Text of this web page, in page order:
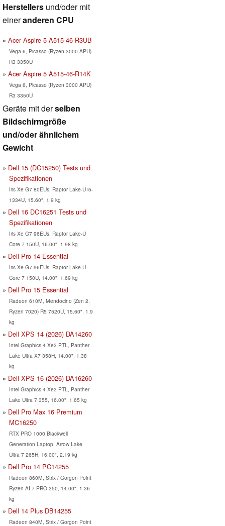
Herstellers und/oder mit
eineranderen CPU
Acer Aspire 5 A515-46-R3UB
Vega 6, Picasso (Ryzen 3000 APU)
R3 3350U
Acer Aspire 5 A515-46-R14K
Vega 6, Picasso (Ryzen 3000 APU)
R3 3350U
Geräte mit derselben
Bildschirmgröße
und/oder ähnlichem
Gewicht
Dell 15 (DC15250) Tests und
Spezifikationen
Iris Xe G7 80EUs, Raptor Lake-U i5-
1334U, 15.60", 1.9 kg
Dell 16 DC16251 Tests und
Spezifikationen
Iris Xe G7 96EUs, Raptor Lake-U
Core 7 150U, 16.00", 1.98 kg
Dell Pro 14 Essential
Iris Xe G7 96EUs, Raptor Lake-U
Core 7 150U, 14.00", 1.69 kg
Dell Pro 15 Essential
Radeon 610M, Mendocino (Zen 2,
Ryzen 7020) R5 7520U, 15.60", 1.9
kg
Dell XPS 14 (2026) DA14260
Intel Graphics 4 Xe3 PTL, Panther
Lake Ultra X7 358H, 14.00", 1.38
kg
Dell XPS 16 (2026) DA16260
Intel Graphics 4 Xe3 PTL, Panther
Lake Ultra 7 355, 16.00", 1.65 kg
Dell Pro Max 16 Premium
MC16250
RTX PRO 1000 Blackwell
Generation Laptop, Arrow Lake
Ultra 7 265H, 16.00", 2.19 kg
Dell Pro 14 PC14255
Radeon 860M, Strix / Gorgon Point
Ryzen AI 7 PRO 350, 14.00", 1.36
kg
Dell 14 Plus DB14255
Radeon 840M, Strix / Gorgon Point